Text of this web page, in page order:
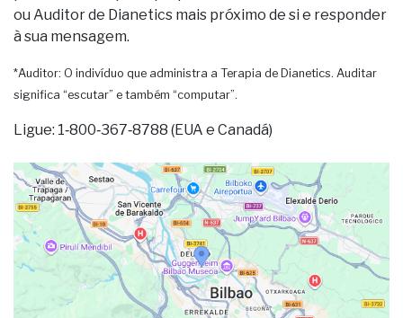
ou Auditor de Dianetics mais próximo de si e responder
à sua mensagem.
*Auditor: O indivíduo que administra a Terapia de Dianetics. Auditar
significa “escutar” e também “computar”.
Ligue: 1‑800‑367‑8788 (EUA e Canadá)